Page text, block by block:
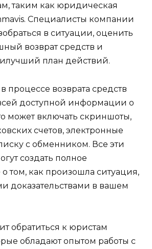
таким как юридическая
Специалисты компании
в ситуации, оценить
возврат средств и
план действий.
возврата средств
доступной информации о
может включать скриншоты,
счетов, электронные
с обменником. Все эти
создать полное
том, как произошла ситуация,
доказательствами в вашем
обратиться к юристам
обладают опытом работы с